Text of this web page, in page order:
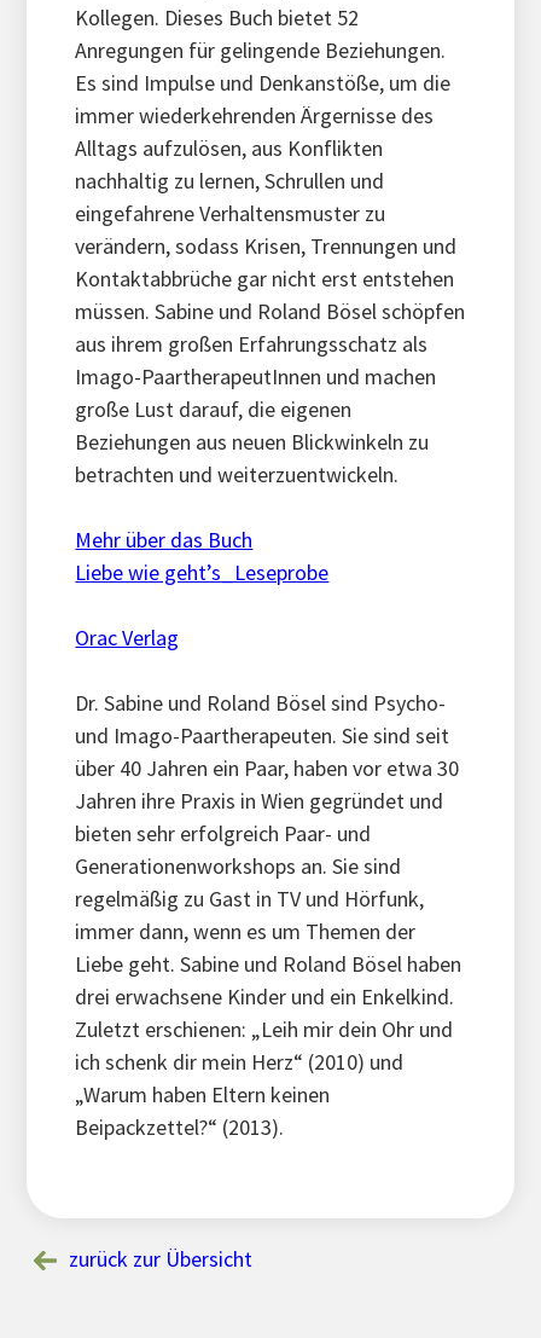
Kollegen. Dieses Buch bietet 52
Anregungen für gelingende Beziehungen.
Es sind Impulse und Denkanstöße, um die
immer wiederkehrenden Ärgernisse des
Alltags aufzulösen, aus Konflikten
nachhaltig zu lernen, Schrullen und
eingefahrene Verhaltensmuster zu
verändern, sodass Krisen, Trennungen und
Kontaktabbrüche gar nicht erst entstehen
müssen. Sabine und Roland Bösel schöpfen
aus ihrem großen Erfahrungsschatz als
Imago-PaartherapeutInnen und machen
große Lust darauf, die eigenen
Beziehungen aus neuen Blickwinkeln zu
betrachten und weiterzuentwickeln.
Mehr über das Buch
Liebe wie geht’s_Leseprobe
Orac Verlag
Dr. Sabine und Roland Bösel sind Psycho-
und Imago-Paartherapeuten. Sie sind seit
über 40 Jahren ein Paar, haben vor etwa 30
Jahren ihre Praxis in Wien gegründet und
bieten sehr erfolgreich Paar- und
Generationenworkshops an. Sie sind
regelmäßig zu Gast in TV und Hörfunk,
immer dann, wenn es um Themen der
Liebe geht. Sabine und Roland Bösel haben
drei erwachsene Kinder und ein Enkelkind.
Zuletzt erschienen: „Leih mir dein Ohr und
ich schenk dir mein Herz“ (2010) und
„Warum haben Eltern keinen
Beipackzettel?“ (2013).
zurück zur Übersicht